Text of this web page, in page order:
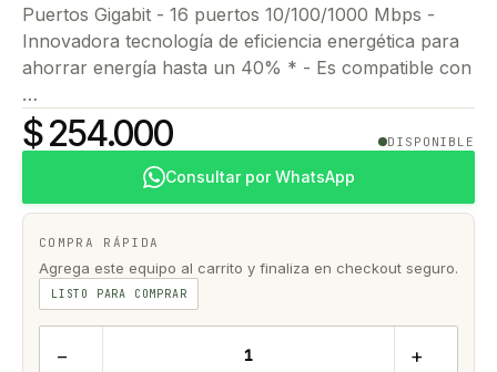
Puertos Gigabit - 16 puertos 10/100/1000 Mbps -
Innovadora tecnología de eficiencia energética para
ahorrar energía hasta un 40% * - Es compatible con
…
$ 254.000 DISPONIBLE
Consultar por WhatsApp
COMPRA RÁPIDA
Agrega este equipo al carrito y finaliza en checkout seguro.
LISTO PARA COMPRAR
− +